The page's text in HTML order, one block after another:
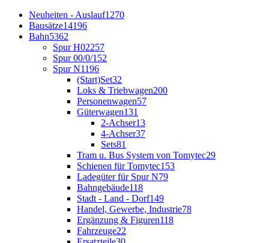
Neuheiten - Auslauf1270
Bausätze14196
Bahn5362
Spur H02257
Spur 00/0/1 52
Spur N1196
(Start)Set32
Loks & Triebwagen200
Personenwagen57
Güterwagen131
2-Achser13
4-Achser37
Sets81
Tram u. Bus System von Tomytec29
Schienen für Tomytec153
Ladegüter für Spur N79
Bahngebäude118
Stadt - Land - Dorf149
Handel, Gewerbe, Industrie78
Ergänzung & Figuren118
Fahrzeuge22